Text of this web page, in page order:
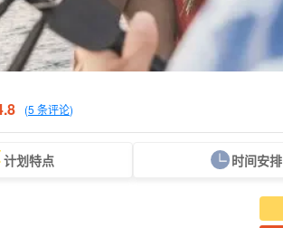
可当天预订
规划
租车
(5 条评论)
计划特点 时间安排